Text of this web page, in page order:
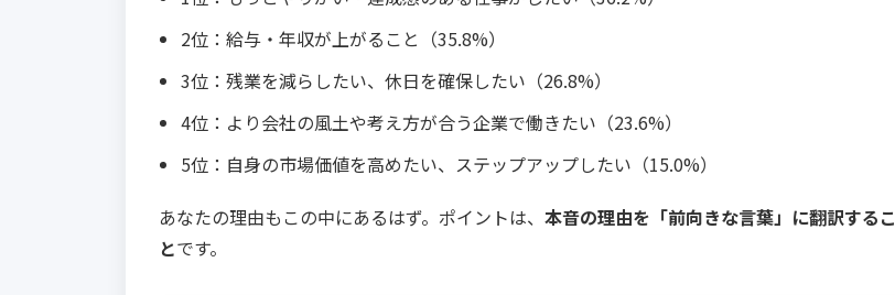
2位：給与・年収が上がること（35.8%）
3位：残業を減らしたい、休日を確保したい（26.8%）
4位：より会社の風土や考え方が合う企業で働きたい（23.6%）
5位：自身の市場価値を高めたい、ステップアップしたい（15.0%）
あなたの理由もこの中にあるはず。ポイントは、 本音の理由を「前向きな言葉」に翻訳するこ
とです。